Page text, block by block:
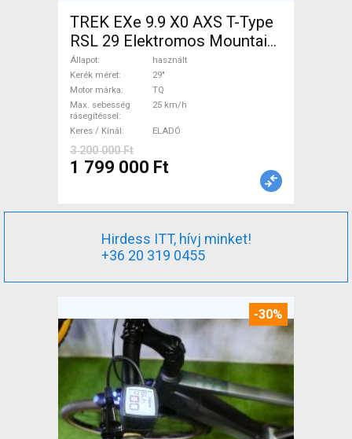
TREK EXe 9.9 X0 AXS T-Type
RSL 29 Elektromos Mountain
Bike 29" össztelós / fully TQ
használt ELADÓ
Állapot
használt
Kerék méret
29"
Motor márka
TQ
Max. sebesség
rásegítéssel
25 km/h
Keres / Kínál ELADÓ
3 200 000 Ft
1 799 000 Ft
Hirdess ITT, hívj minket!
+36 20 319 0455
-30%